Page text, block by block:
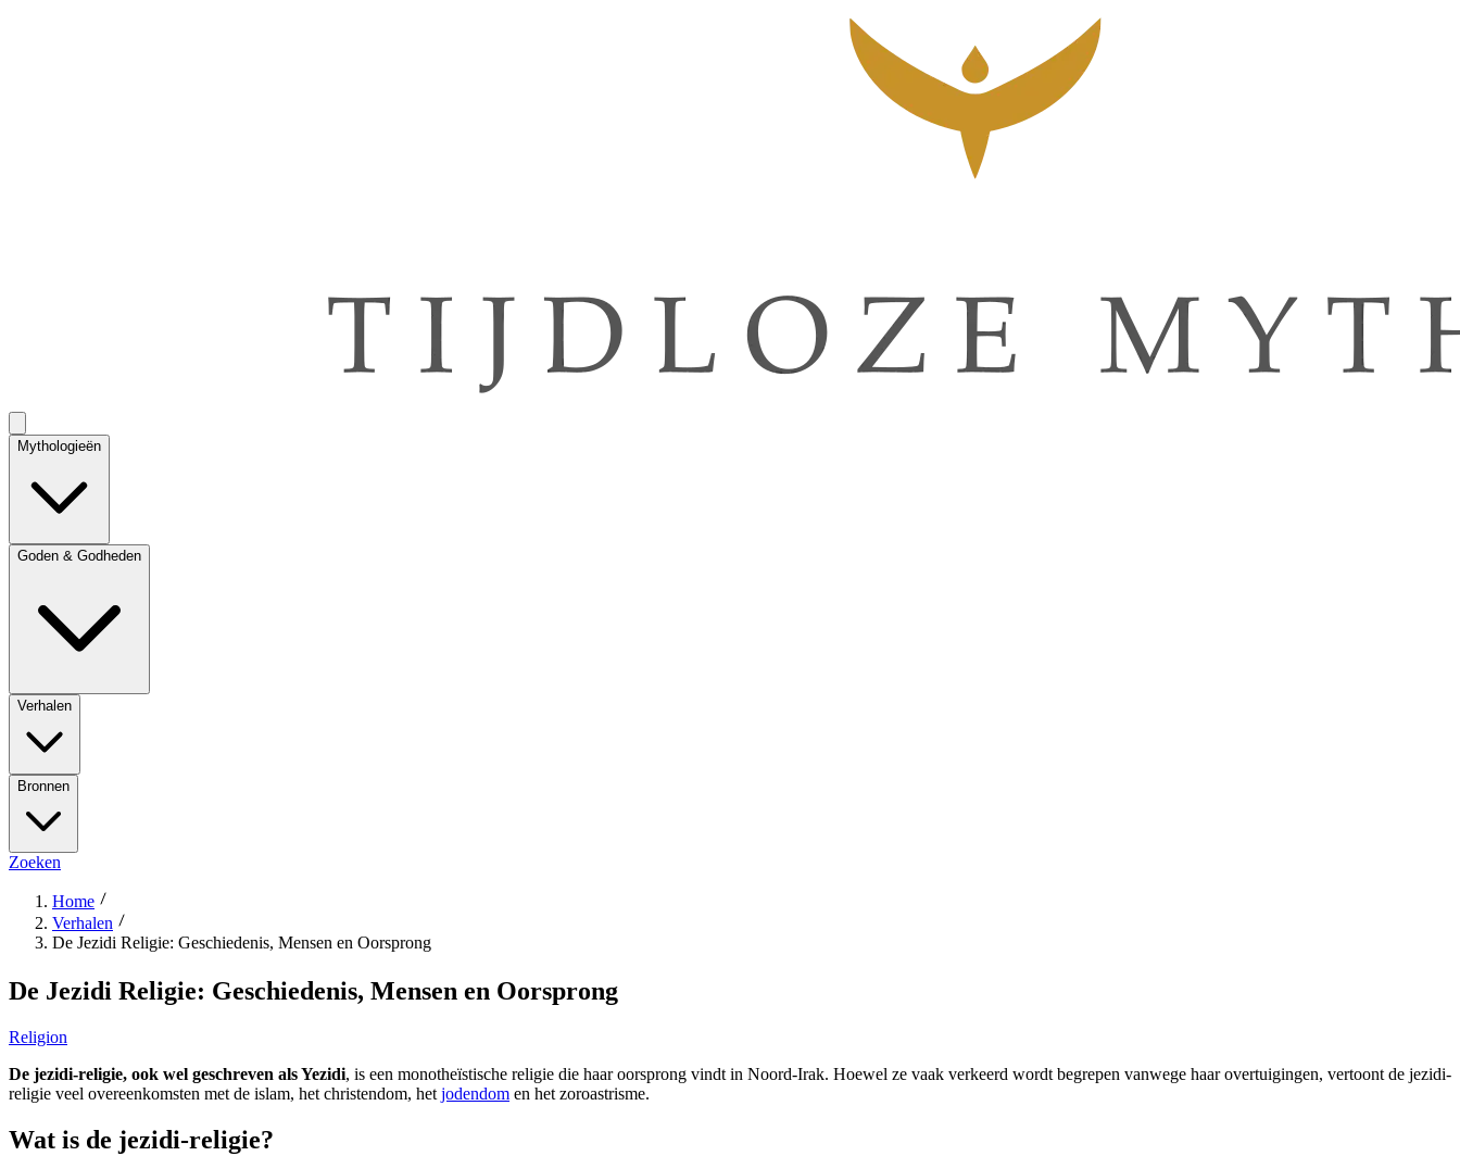
Mythologieën
Goden & Godheden
Verhalen
Bronnen
Zoeken
Home
Verhalen
De Jezidi Religie: Geschiedenis, Mensen en Oorsprong
De Jezidi Religie: Geschiedenis, Mensen en Oorsprong
Religion
De jezidi-religie, ook wel geschreven als Yezidi, is een monotheïstische religie die haar oorsprong vindt in Noord-Irak. Hoewel ze vaak verkeerd wordt begrepen vanwege haar overtuigingen, vertoont de jezidi-
religie veel overeenkomsten met de islam, het christendom, het jodendom en het zoroastrisme.
Wat is de jezidi-religie?